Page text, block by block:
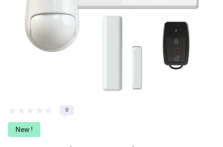
0
New !